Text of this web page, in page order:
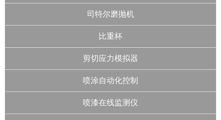
司特尔磨抛机
比重杯
剪切应力模拟器
喷涂自动化控制
喷漆在线监测仪